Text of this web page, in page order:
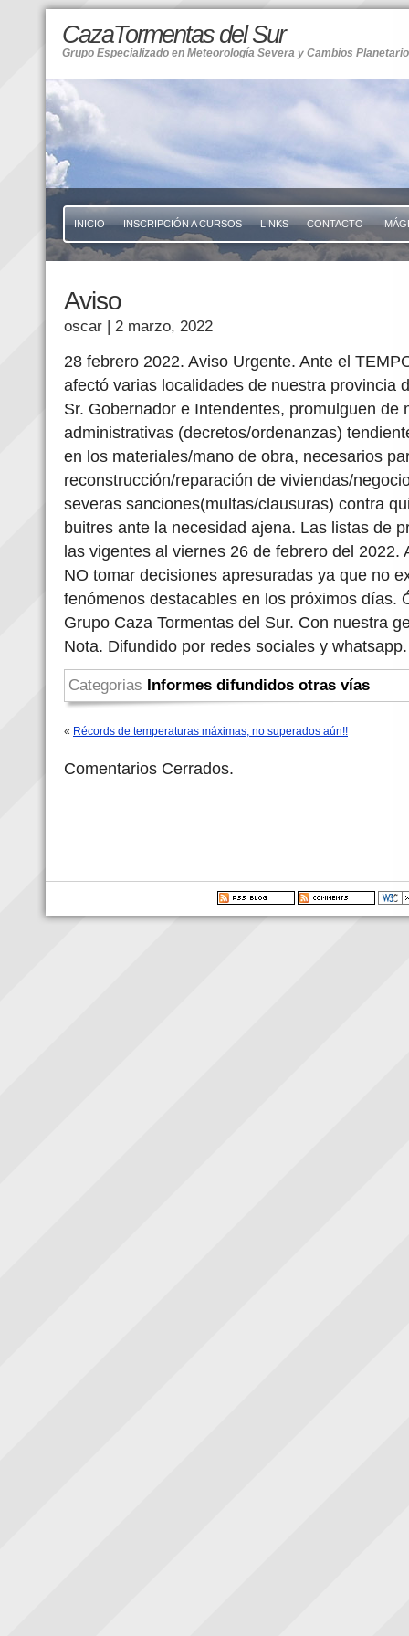
CazaTormentas del Sur
Grupo Especializado en Meteorología Severa y Cambios
INICIO INSCRIPCIÓN A CURSOS LINKS CONTACTO
Aviso
oscar | 2 marzo, 2022
28 febrero 2022. Aviso Urgente. Ante el
afectó varias localidades de nuestra provincia
Sr. Gobernador e Intendentes, promulguen de
administrativas (decretos/ordenanzas)
en los materiales/mano de obra, necesarios
reconstrucción/reparación de viviendas/
severas sanciones(multas/clausuras) contra
buitres ante la necesidad ajena. Las listas de
las vigentes al viernes 26 de febrero del 2022.
NO tomar decisiones apresuradas ya que no
fenómenos destacables en los próximos días.
Grupo Caza Tormentas del Sur. Con nuestra
Nota. Difundido por redes sociales y whatsapp.
Categorias Informes difundidos otras vías
« Récords de temperaturas máximas, no superados aún!!
Comentarios Cerrados.